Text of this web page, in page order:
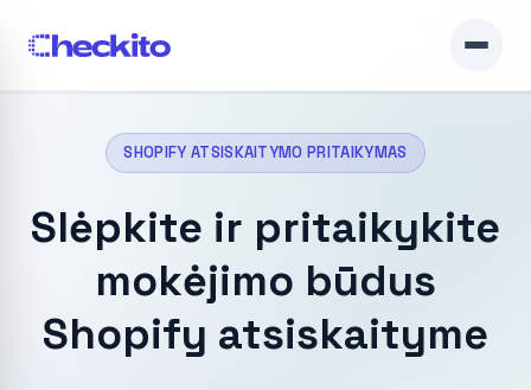
SHOPIFY ATSISKAITYMO PRITAIKYMAS
Slėpkite ir pritaikykite
mokėjimo būdus
Shopify atsiskaityme